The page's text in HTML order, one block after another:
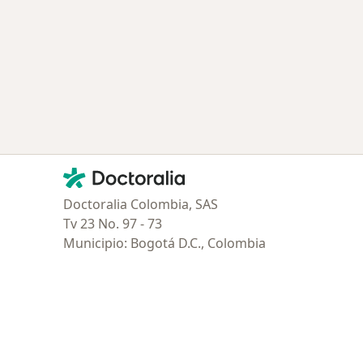
Contacto
Doctoralia - Página de inicio
Doctoralia Colombia, SAS
Tv 23 No. 97 - 73
Municipio: Bogotá D.C., Colombia